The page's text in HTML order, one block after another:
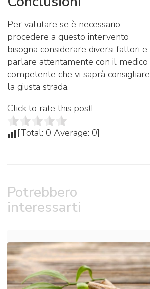
Per valutare se è necessario
procedere a questo intervento
bisogna considerare diversi fattori e
parlare attentamente con il medico
competente che vi saprà consigliare
la giusta strada.
Click to rate this post!
[Total: 0 Average: 0]
Potrebbero
interessarti